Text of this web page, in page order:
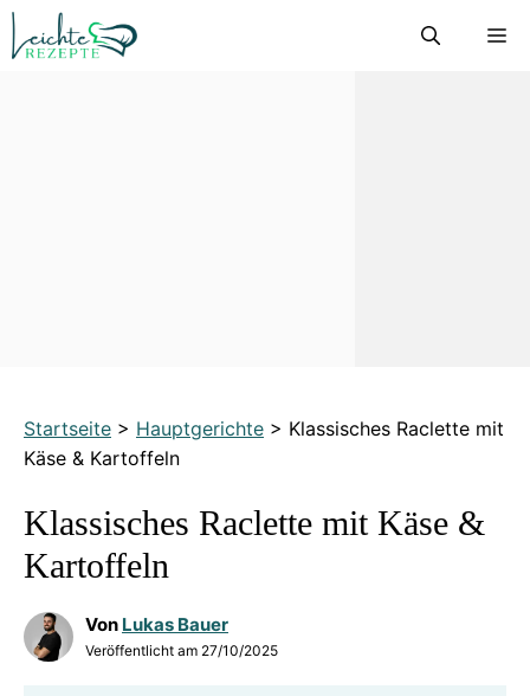
Zum
Inhalt
Startseite > Hauptgerichte > Klassisches Raclette mit
Käse & Kartoffeln
Klassisches Raclette mit Käse &
Kartoffeln
Von Lukas Bauer
Veröffentlicht am 27/10/2025